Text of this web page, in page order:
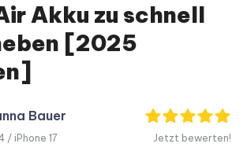
Neu
Akku zu schnell
[2025
Bauer
/ iPhone 17 Jetzt bewerten!